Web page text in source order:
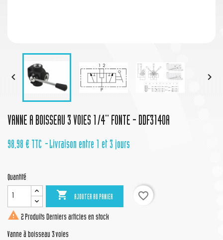
 
VANNE A BOISSEAU 3 VOIES 1/4'' FONTE - DDF3140A
98,98 € TTC Livraison entre 1 et 3 jours
Quantité
 AJOUTER AU PANIER
favorite_border
 2 Produits Derniers articles en stock
Vanne à boisseau 3 voies